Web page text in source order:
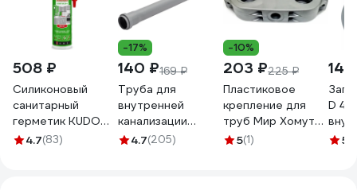
508 ₽
Силиконовый
санитарный
герметик KUDO
(белый; 280 мл)
4.7(83)
-17%
140 ₽169 ₽
Труба для
внутренней
канализации
Политэк из ПП
4.7(205)
-10%
203 ₽225 ₽
Пластиковое
крепление для
труб Мир Хомутов
40 мм, двойное, с
5(1)
14
D
5